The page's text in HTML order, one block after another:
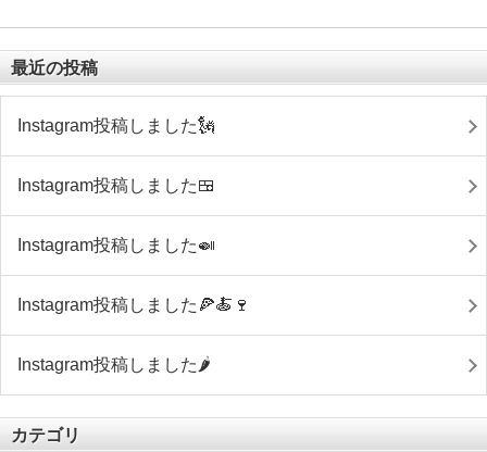
最近の投稿
Instagram投稿しました🗽
Instagram投稿しました🍱
Instagram投稿しました🍛
Instagram投稿しました🍕🍝🍷
Instagram投稿しました🌶
カテゴリ